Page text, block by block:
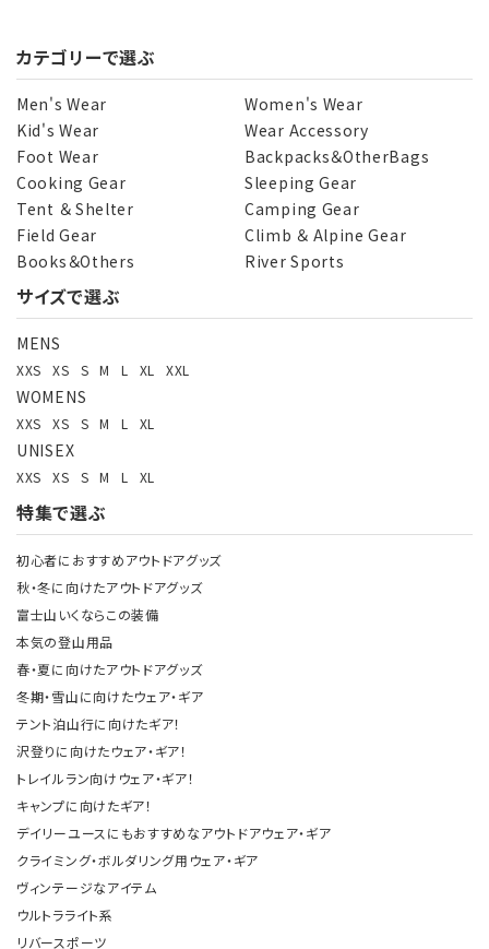
カテゴリーで選ぶ
Men's Wear
Women's Wear
Kid's Wear
Wear Accessory
Foot Wear
Backpacks＆OtherBags
Cooking Gear
Sleeping Gear
Tent ＆ Shelter
Camping Gear
Field Gear
Climb ＆ Alpine Gear
Books＆Others
River Sports
サイズで選ぶ
MENS
XXS XS S M L XL XXL
WOMENS
XXS XS S M L XL
UNISEX
XXS XS S M L XL
特集で選ぶ
初心者におすすめアウトドアグッズ
秋・冬に向けたアウトドアグッズ
富士山いくならこの装備
本気の登山用品
春・夏に向けたアウトドアグッズ
冬期・雪山に向けたウェア・ギア
テント泊山行に向けたギア！
沢登りに向けたウェア・ギア！
トレイルラン向けウェア・ギア！
キャンプに向けたギア！
デイリーユースにもおすすめなアウトドアウェア・ギア
クライミング・ボルダリング用ウェア・ギア
ヴィンテージなアイテム
ウルトラライト系
リバースポーツ